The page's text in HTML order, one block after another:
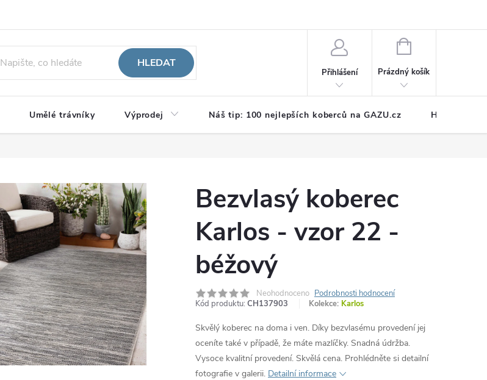
HLEDAT
Přihlášení
NÁKUPNÍ
Prázdný košík
Umělé trávníky Výprodej Náš tip: 100 nejlepších koberců na GAZU.cz Hodnocení
Bezvlasý koberec
Karlos - vzor 22 -
béžový
Neohodnoceno Podrobnosti hodnocení
Kód produktu: CH137903 Kolekce: Karlos
Skvělý koberec na doma i ven. Díky bezvlasému provedení jej
oceníte také v případě, že máte mazlíčky. Snadná údržba.
Vysoce kvalitní provedení. Skvělá cena. Prohlédněte si detailní
fotografie v galerii. Detailní informace